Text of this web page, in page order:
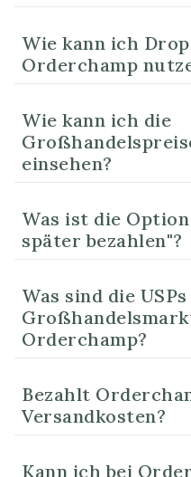
Wie kann ich
Orderchamp
Wie kann ich die
einsehen?
Was ist die
später bezahlen"?
Was sind die USPs
Orderchamp?
Bezahlt
Versandkosten?
Kann ich bei